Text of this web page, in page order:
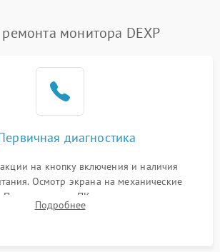
монитора DEXP
диагностика
на кнопку включения и наличия
Осмотр экрана на механические
Подключение к ПК для оценки вывода
подсветки и выявления артефактов на
Подробнее